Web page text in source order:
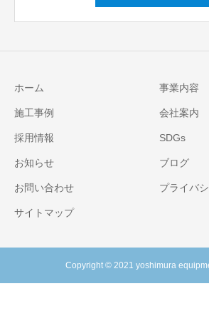
ホーム 事業内容
施工事例 会社案内
採用情報 SDGs
お知らせ ブログ
お問い合わせ プライバ
サイトマップ
Copyright © 2021 yoshimura